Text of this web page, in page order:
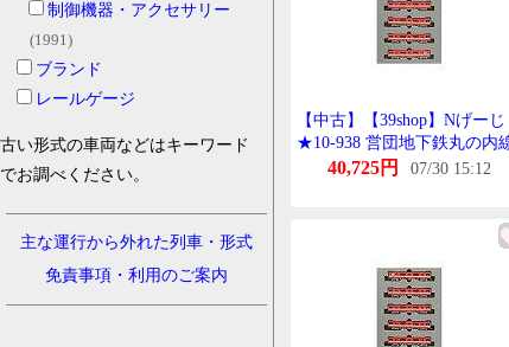
制御機器・アクセサリー
(1991)
ブランド
レールゲージ
古い形式の車両などはキーワード
でお調べください。
主な運行から外れた列車・形式
免責事項・利用のご案内
【中古】【39shop】Nげーじ
★10-938 営団地下鉄丸の内
02系 丸の内線開通50周年記念
40,725円 07/30 15:12